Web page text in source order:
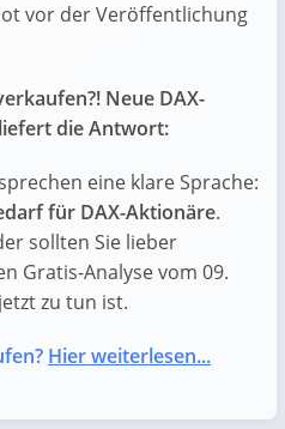
vor der Veröffentlichung
Neue DAX-
die Antwort:
eine klare Sprache:
für DAX-Aktionäre.
sollten Sie lieber
Gratis-Analyse vom 09.
zu tun ist.
Hier weiterlesen...